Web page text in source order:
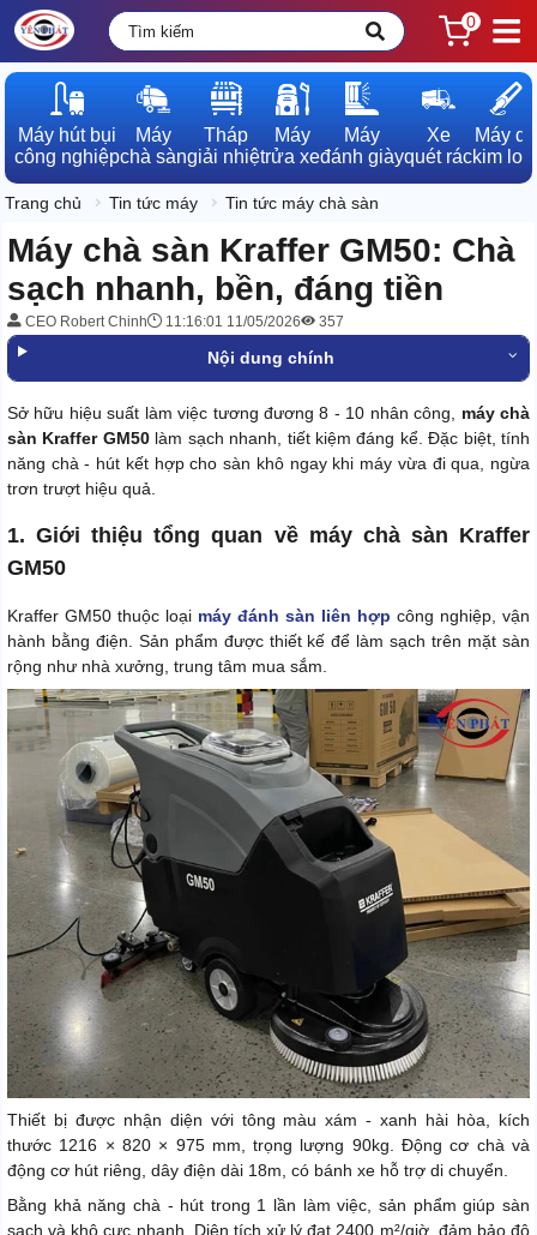
0
Máy hút bụi
công nghiệp
Máy
chà sàn
Tháp
giải nhiệt
Máy
rửa xe
Máy
đánh giày
Xe
quét rác
Máy dò
kim loại
Trang chủ Tin tức máy Tin tức máy chà sàn
Máy chà sàn Kraffer GM50: Chà
sạch nhanh, bền, đáng tiền
CEO Robert Chinh 11:16:01 11/05/2026 357
Nội dung chính
Sở hữu hiệu suất làm việc tương đương 8 - 10 nhân công, máy chà
sàn Kraffer GM50làm sạch nhanh, tiết kiệm đáng kể. Đặc biệt, tính
năng chà - hút kết hợp cho sàn khô ngay khi máy vừa đi qua, ngừa
trơn trượt hiệu quả.
1. Giới thiệu tổng quan về máy chà sàn Kraffer
GM50
Kraffer GM50 thuộc loại máy đánh sàn liên hợp công nghiệp, vận
hành bằng điện. Sản phẩm được thiết kế để làm sạch trên mặt sàn
rộng như nhà xưởng, trung tâm mua sắm.
Thiết bị được nhận diện với tông màu xám - xanh hài hòa, kích
thước 1216 × 820 × 975 mm, trọng lượng 90kg. Động cơ chà và
động cơ hút riêng, dây điện dài 18m, có bánh xe hỗ trợ di chuyển.
Bằng khả năng chà - hút trong 1 lần làm việc, sản phẩm giúp sàn
sạch và khô cực nhanh. Diện tích xử lý đạt 2400 m²/giờ, đảm bảo độ